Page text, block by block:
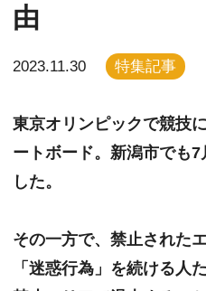
由
2023.11.30 特集記事
東京オリンピックで競技
ートボード。新潟市でも
した。
その一方で、禁止された
「迷惑行為」を続ける人